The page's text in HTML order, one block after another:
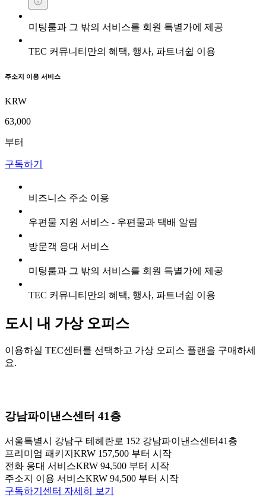
미팅룸과 그 밖의 서비스를 회원 특별가에 제공
TEC 커뮤니티만의 혜택, 행사, 파트너쉽 이용
주소지 이용 서비스
KRW
63,000
부터
구독하기
비즈니스 주소 이용
우편물 지원 서비스 - 우편물과 택배 알림
방문객 응대 서비스
미팅룸과 그 밖의 서비스를 회원 특별가에 제공
TEC 커뮤니티만의 혜택, 행사, 파트너쉽 이용
도시 내 가상 오피스
이용하실 TEC센터를 선택하고 가상 오피스 플랜을 구매하세
요.
강남파이낸스센터 41층
서울특별시 강남구 테헤란로 152 강남파이낸스센터41층
프리미엄 패키지 KRW 157,500 부터 시작
전화 응대 서비스KRW 94,500 부터 시작
주소지 이용 서비스KRW 94,500 부터 시작
구독하기 센터 자세히 보기